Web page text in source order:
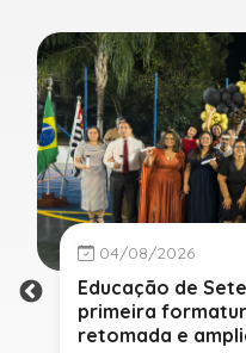
04/08/2026
Educação de
primeira
retomada e